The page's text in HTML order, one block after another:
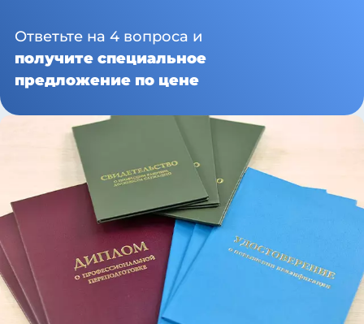
Ответьте на 4 вопроса и
получите специальное
предложение по цене